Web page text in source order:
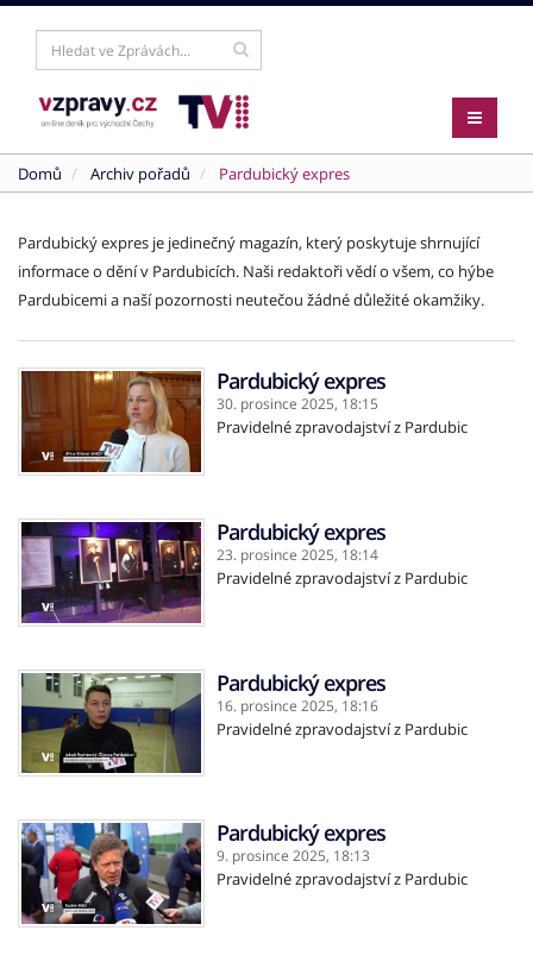
Domů Archiv pořadů Pardubický expres
Pardubický expres je jedinečný magazín, který poskytuje shrnující
informace o dění v Pardubicích. Naši redaktoři vědí o všem, co hýbe
Pardubicemi a naší pozornosti neutečou žádné důležité okamžiky.
Pardubický expres
30. prosince 2025, 18:15
Pravidelné zpravodajství z Pardubic
Pardubický expres
23. prosince 2025, 18:14
Pravidelné zpravodajství z Pardubic
Pardubický expres
16. prosince 2025, 18:16
Pravidelné zpravodajství z Pardubic
Pardubický expres
9. prosince 2025, 18:13
Pravidelné zpravodajství z Pardubic